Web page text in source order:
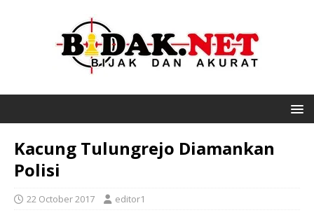
Kacung Tulungrejo Diamankan
Polisi
22 October 2017 editor1